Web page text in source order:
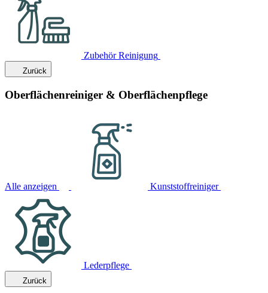
Zubehör Reinigung
Zurück
Oberflächenreiniger & Oberflächenpflege
Alle anzeigen Kunststoffreiniger
Lederpflege
Zurück